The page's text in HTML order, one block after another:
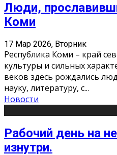
Люди,
Коми
17 Мар 2026, Вторник
Республика Коми – край
культуры и сильных
веков здесь рождались
науку, литературу, с...
Новости
Рабочий день на
изнутри.